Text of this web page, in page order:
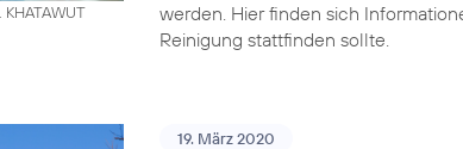
werden. Hier finden sich
Reinigung stattfinden sollte.
19. März 2020